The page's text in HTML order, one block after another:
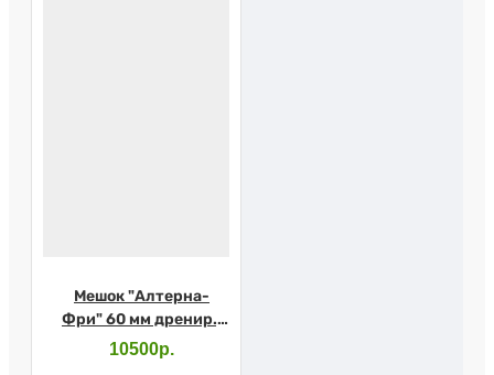
Мешок "Алтерна-
Фри" 60 мм дренир.,
непрозр. 13986
10500р.